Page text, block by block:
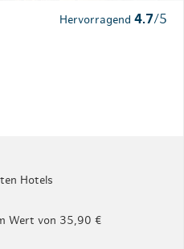
Hervorragend4.7/5
Hotels
Wert von 35,90 €